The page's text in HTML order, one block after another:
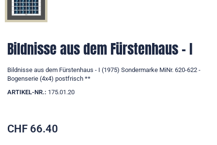
Bildnisse aus dem Fürstenhaus - I
Bildnisse aus dem Fürstenhaus - I (1975) Sondermarke MiNr. 620-622 -
Bogenserie (4x4) postfrisch **
ARTIKEL-NR.: 175.01.20
CHF 66.40